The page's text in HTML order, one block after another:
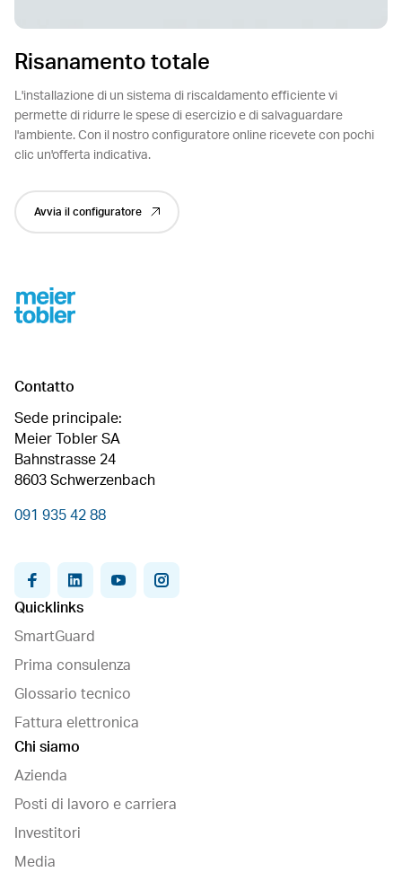
Risanamento totale
L'installazione di un sistema di riscaldamento efficiente vi
permette di ridurre le spese di esercizio e di salvaguardare
l'ambiente. Con il nostro configuratore online ricevete con pochi
clic un'offerta indicativa.
Avvia il configuratore
Footer
Contatto
Sede principale:
Meier Tobler SA
Bahnstrasse 24
8603 Schwerzenbach
091 935 42 88
facebooklinkedin youtubeinstagram
Quicklinks
SmartGuard
Prima consulenza
Glossario tecnico
Fattura elettronica
Chi siamo
Azienda
Posti di lavoro e carriera
Investitori
Media